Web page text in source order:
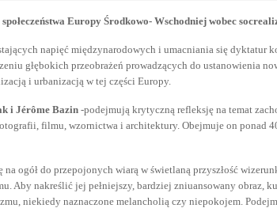
Europy Środkowo- Wschodniej wobec
napięć międzynarodowych i umacniania się dyktatur
głębokich przeobrażeń prowadzących do ustanowienia
i urbanizacją w tej części Europy.
i Jérôme Bazin -podejmują krytyczną refleksję na temat
filmu, wzornictwa i architektury. Obejmuje on ponad
na ogół do przepojonych wiarą w świetlaną przyszłość
Aby nakreślić jej pełniejszy, bardziej zniuansowany obraz,
niekiedy naznaczone melancholią czy niepokojem.